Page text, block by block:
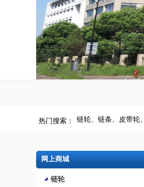
链轮、 链条、 皮带轮、
热门搜索：
网上商城
链轮